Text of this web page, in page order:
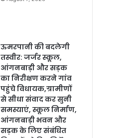
ऊमरपानी की बदलेगी
तस्वीर: जर्जर स्कूल,
आंगनबाड़ी और सड़क
का निरीक्षण करने गांव
पहुंचे विधायक,ग्रामीणों
से सीधा संवाद कर सुनी
समस्याएं, स्कूल निर्माण,
आंगनबाड़ी भवन और
सड़क के लिए संबंधित